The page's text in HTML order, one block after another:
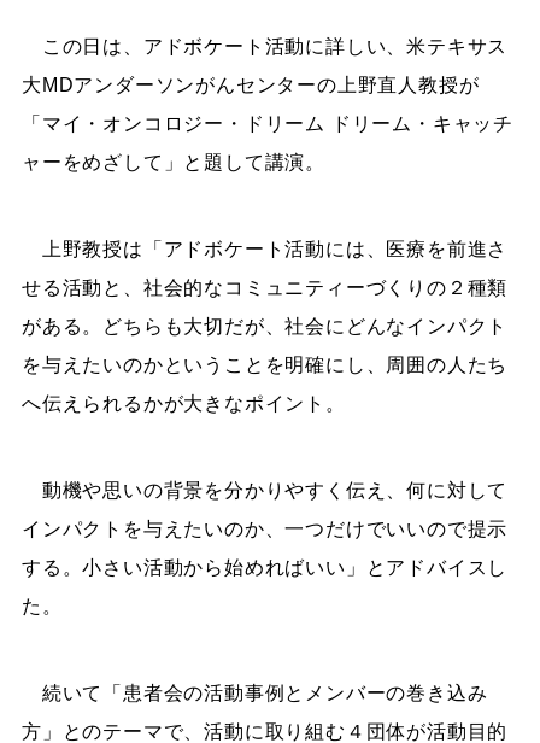
この日は、アドボケート活動に詳しい、米テキサス
大MDアンダーソンがんセンターの上野直人教授が
「マイ・オンコロジー・ドリーム ドリーム・キャッチ
ャーをめざして」と題して講演。
上野教授は「アドボケート活動には、医療を前進さ
せる活動と、社会的なコミュニティーづくりの２種類
がある。どちらも大切だが、社会にどんなインパクト
を与えたいのかということを明確にし、周囲の人たち
へ伝えられるかが大きなポイント。
動機や思いの背景を分かりやすく伝え、何に対して
インパクトを与えたいのか、一つだけでいいので提示
する。小さい活動から始めればいい」とアドバイスし
た。
続いて「患者会の活動事例とメンバーの巻き込み
方」とのテーマで、活動に取り組む４団体が活動目的